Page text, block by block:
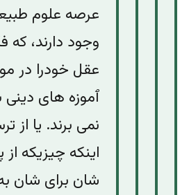
عرصه علوم
وجود دارند، که
عقل خودرا در
ٱموزه های دینی
نمی برند. یا از
اینکه چیزیکه از
شان برای شان